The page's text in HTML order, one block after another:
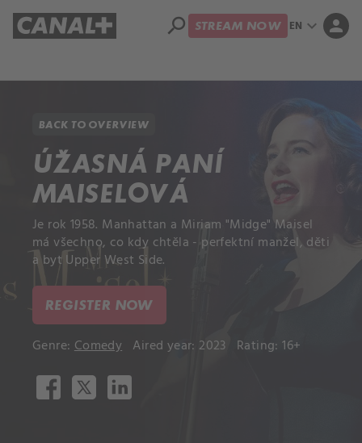
search STREAM NOW EN expand_more person
BACK TO OVERVIEW
ÚŽASNÁ PANÍ
MAISELOVÁ
Je rok 1958. Manhattan a Miriam "Midge" Maisel
má všechno, co kdy chtěla - perfektní manžel, děti
a byt Upper West Side.
REGISTER NOW
Genre: Comedy Aired year: 2023 Rating: 16+